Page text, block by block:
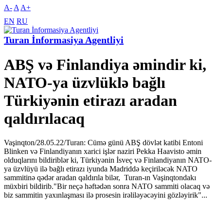
A- A A+
EN RU
Turan İnformasiya Agentliyi
ABŞ və Finlandiya əmindir ki,
NATO-ya üzvlüklə bağlı
Türkiyənin etirazı aradan
qaldırılacaq
Vaşinqton/28.05.22/Turan: Cümə günü ABŞ dövlət katibi Entoni
Blinken və Finlandiyanın xarici işlər naziri Pekka Haavisto əmin
olduqlarını bildiriblər ki, Türkiyənin İsveç və Finlandiyanın NATO-
ya üzvlüyü ilə bağlı etirazı iyunda Madriddə keçiriləcək NATO
sammitinə qədər aradan qaldırıla bilər, Turan-ın Vaşinqtondakı
müxbiri bildirib."Bir neçə həftədən sonra NATO sammiti olacaq və
biz sammitin yaxınlaşması ilə prosesin irəliləyəcəyini gözləyirik"...